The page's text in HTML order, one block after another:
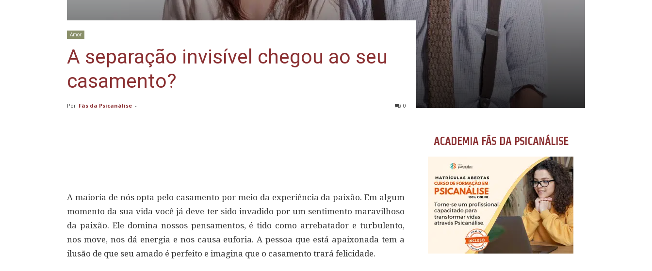
Amor
A separação invisível chegou ao seu
casamento?
Por Fãs da Psicanálise - 0
A maioria de nós opta pelo casamento por meio da experiência da paixão. Em algum
momento da sua vida você já deve ter sido invadido por um sentimento maravilhoso
da paixão. Ele domina nossos pensamentos, é tido como arrebatador e turbulento,
nos move, nos dá energia e nos causa euforia. A pessoa que está apaixonada tem a
ilusão de que seu amado é perfeito e imagina que o casamento trará felicidade.
ACADEMIA FÃS DA PSICANÁLISE